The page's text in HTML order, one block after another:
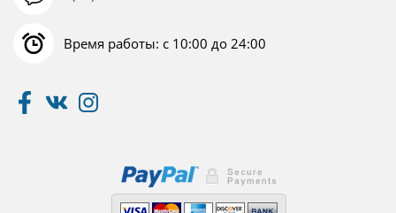
Время работы: с 10:00 до 24:00